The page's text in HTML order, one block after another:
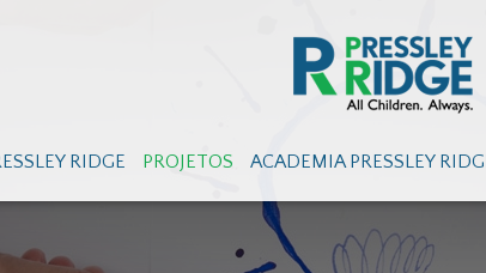
RIDGE PROJETOS ACADEMIA PRESSLEY